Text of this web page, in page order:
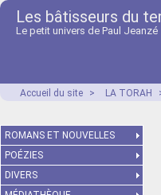
Les bâtisseurs du
Le petit univers de Paul Jeanzé
Accueil du site > LA TORAH
ROMANS ET NOUVELLES
POÉZIES
DIVERS